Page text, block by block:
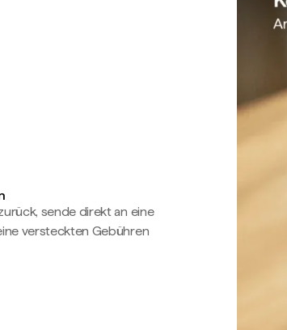
sende direkt an eine
versteckten Gebühren